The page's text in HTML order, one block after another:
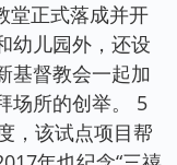
堂正式落成并开
幼儿园外，还设
基督教会一起加
场所的创举。 5
，该试点项目帮